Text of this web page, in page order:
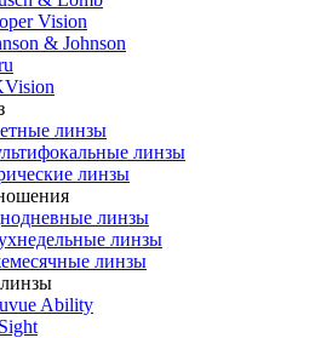
Vision
& Johnson
линзы
линзы
линзы
линзы
линзы
линзы
Ability